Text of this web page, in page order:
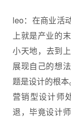
leo：在商业活
上就是产业的
小天地，去到
展现自己的想
题是设计的根本
营销型设计师
退，毕竟设计